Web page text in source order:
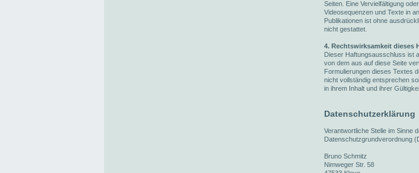
Seiten. Eine Vervielfältigung
Videosequenzen und Texte in
Publikationen ist ohne
nicht gestattet.
4. Rechtswirksamkeit dieses
Dieser Haftungsausschluss ist
von dem aus auf diese Seite
Formulierungen dieses Textes
nicht vollständig entsprechen
in ihrem Inhalt und ihrer
Datenschutzerklärung
Verantwortliche Stelle im Sinne
Datenschutzgrundverordnung
Bruno Schmitz
Nimweger Str. 58